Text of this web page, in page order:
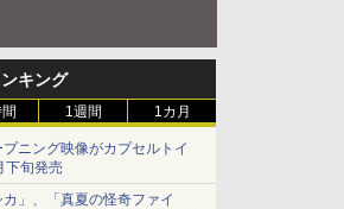
キング
1週間 1カ月
ニング映像がカプセルトイ
下旬発売
」、「真夏の怪奇ファイ